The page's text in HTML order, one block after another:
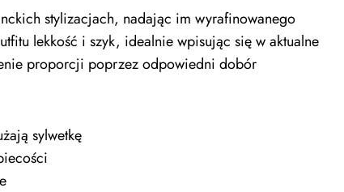
stylizacjach, nadając im wyrafinowanego
lekkość i szyk, idealnie wpisując się w aktualne
proporcji poprzez odpowiedni dobór
sylwetkę